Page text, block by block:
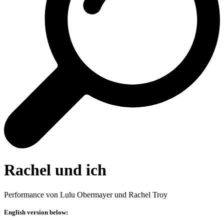
Rachel und ich
Performance von Lulu Obermayer und Rachel Troy
English version below: